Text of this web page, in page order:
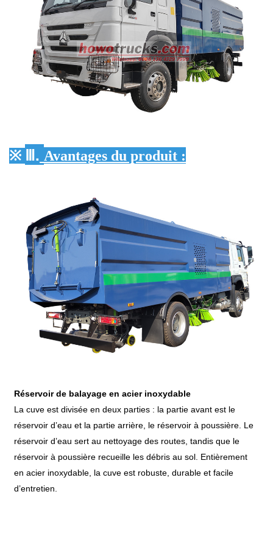
※ Ⅲ. Avantages du produit :
Réservoir de balayage en acier inoxydable
La cuve est divisée en deux parties : la partie avant est le
réservoir d’eau et la partie arrière, le réservoir à poussière. Le
réservoir d’eau sert au nettoyage des routes, tandis que le
réservoir à poussière recueille les débris au sol. Entièrement
en acier inoxydable, la cuve est robuste, durable et facile
d’entretien.